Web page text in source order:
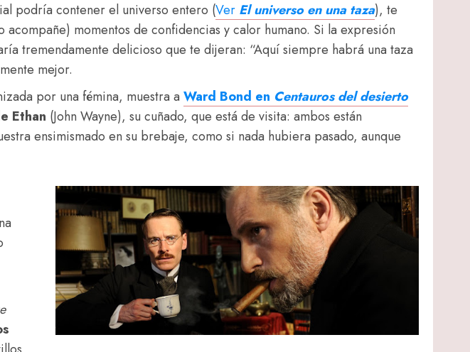
podría contener el universo entero (Ver El universo en una taza), te
momentos de confidencias y calor humano. Si la expresión
tremendamente delicioso que te dijeran: “Aquí siempre habrá una taza
mejor.
por una fémina, muestra a Ward Bond en Centauros del desierto
Ethan (John Wayne), su cuñado, que está de visita: ambos están
ensimismado en su brebaje, como si nada hubiera pasado, aunque